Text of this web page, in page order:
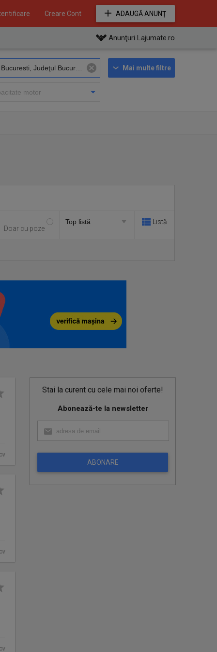
Creare Cont ADAUGĂ ANUNŢ
Anunţuri Lajumate.ro
Mai multe filtre
Doar cu poze
Listă
Stai la curent cu cele mai noi oferte!
Abonează-te la newsletter
ABONARE